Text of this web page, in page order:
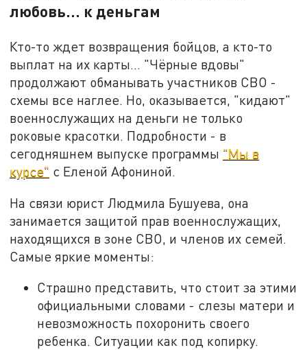
любовь... к деньгам
Кто-то ждет возвращения бойцов, а кто-то
выплат на их карты... "Чёрные вдовы"
продолжают обманывать участников СВО -
схемы все наглее. Но, оказывается, "кидают"
военнослужащих на деньги не только
роковые красотки. Подробности - в
сегодняшнем выпуске программы "Мы в
курсе" с Еленой Афониной.
На связи юрист Людмила Бушуева, она
занимается защитой прав военнослужащих,
находящихся в зоне СВО, и членов их семей.
Самые яркие моменты:
Страшно представить, что стоит за этими
официальными словами - слезы матери и
невозможность похоронить своего
ребенка. Ситуации как под копирку.